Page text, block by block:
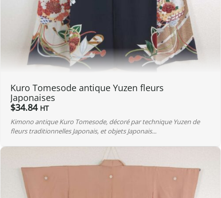
Kuro Tomesode antique Yuzen fleurs
Japonaises
$34.84 HT
Kimono antique Kuro Tomesode, décoré par technique Yuzen de
fleurs traditionnelles Japonais, et objets Japonais...